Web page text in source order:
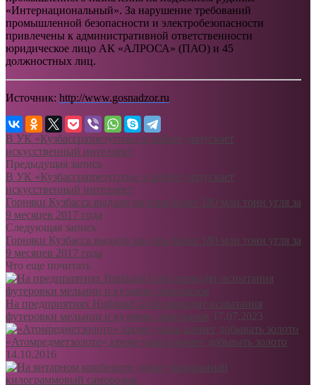
«Интернациональный». За нарушение требований
промышленной безопасности и электробезопасности
привлечены к административной ответственности
юридическое лицо АК «АЛРОСА» (ПАО) и 45
должностных лиц.
Источник: http://www.gosnadzor.ru
В УК «Кузбассразрезуголь» к работе допускает
искусственный интеллект
Предыдущая запись
В УК «Кузбассразрезуголь» к работе допускает
искусственный интеллект
Горняки Кузбасса выдали на-гора более 180 млн тонн угля за
9 месяцев 2017 года
Следующая запись
Горняки Кузбасса выдали на-гора более 180 млн тонн угля за
9 месяцев 2017 года
Что еще почитать
На предприятиях Highland Gold проводят испытания
футеровки мельниц и кузовов самосвалов 17.07.2023
«Атомредметзолото» кроме урана начнет добывать золото
14.10.2016